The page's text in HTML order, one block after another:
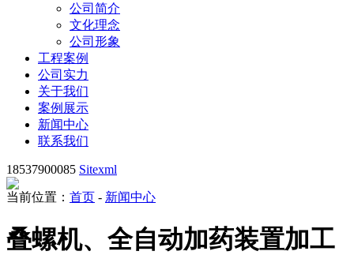
公司简介
文化理念
公司形象
工程案例
公司实力
关于我们
案例展示
新闻中心
联系我们
18537900085 Sitexml
当前位置： 首页 - 新闻中心
叠螺机、全自动加药装置加工